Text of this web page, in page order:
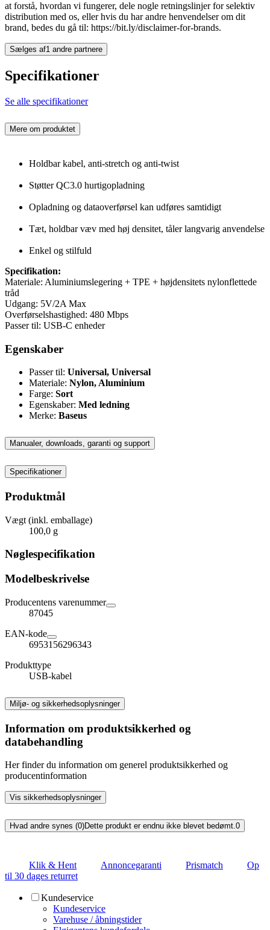
at forstå, hvordan vi fungerer, dele nogle retningslinjer for selektiv
distribution med os, eller hvis du har andre henvendelser om dit
brand, bedes du gå til: https://bit.ly/disclaimer-for-brands.
Sælges af1 andre partnere
Specifikationer
Se alle specifikationer
Mere om produktet
Holdbar kabel, anti-stretch og anti-twist
Støtter QC3.0 hurtigopladning
Opladning og dataoverførsel kan udføres samtidigt
Tæt, holdbar væv med høj densitet, tåler langvarig anvendelse
Enkel og stilfuld
Specifikation:
Materiale: Aluminiumslegering + TPE + højdensitets nylonflettede
tråd
Udgang: 5V/2A Max
Overførselshastighed: 480 Mbps
Passer til: USB-C enheder
Egenskaber
Passer til: Universal, Universal
Materiale: Nylon, Aluminium
Farge: Sort
Egenskaber: Med ledning
Merke: Baseus
Manualer, downloads, garanti og support
Specifikationer
Produktmål
Vægt (inkl. emballage)
100,0 g
Nøglespecifikation
Modelbeskrivelse
Producentens varenummer
87045
EAN-kode
6953156296343
Produkttype
USB-kabel
Miljø- og sikkerhedsoplysninger
Information om produktsikkerhed og
databehandling
Her finder du information om generel produktsikkerhed og
producentinformation
Vis sikkerhedsoplysninger
Hvad andre synes (0)Dette produkt er endnu ikke blevet bedømt.0
Klik & Hent Annoncegaranti Prismatch
Op
til 30 dages returret
Kundeservice
Kundeservice
Varehuse / åbningstider